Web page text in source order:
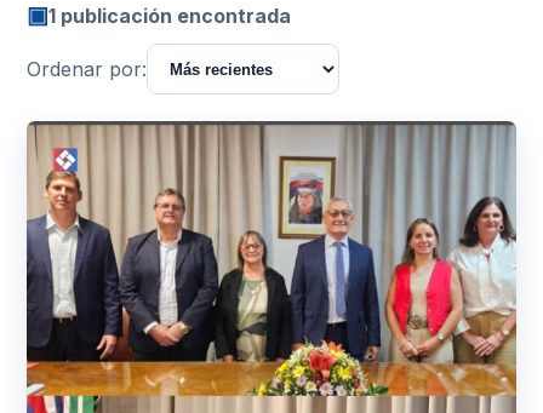
▣1 publicación encontrada
Ordenar por: